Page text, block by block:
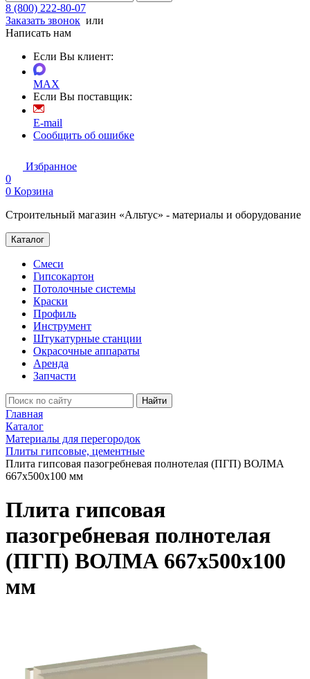
8 (800) 222-80-07
Заказать звонок или
Написать нам
Если Вы клиент:
MAX
Если Вы поставщик:
E-mail
Сообщить об ошибке
Избранное
0
0 Корзина
Строительный магазин «Альтус» - материалы и оборудование
Каталог
Смеси
Гипсокартон
Потолочные системы
Краски
Профиль
Инструмент
Штукатурные станции
Окрасочные аппараты
Аренда
Запчасти
Найти
Главная
Каталог
Материалы для перегородок
Плиты гипсовые, цементные
Плита гипсовая пазогребневая полнотелая (ПГП) ВОЛМА
667х500х100 мм
Плита гипсовая
пазогребневая полнотелая
(ПГП) ВОЛМА 667х500х100
мм